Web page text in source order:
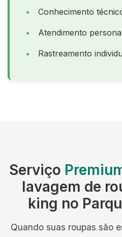
Conhecimento
Atendimento
Rastreamento
Serviço
lavagem de
king no
Quando suas roupas são